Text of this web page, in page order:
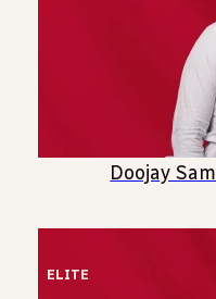
Doojay Sam
ELITE